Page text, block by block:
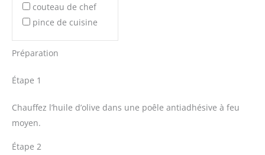
couteau de chef
pince de cuisine
Préparation
Étape 1
Chauffez l’huile d’olive dans une poêle antiadhésive à feu
moyen.
Étape 2